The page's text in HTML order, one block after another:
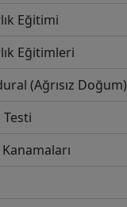
Eğitimi
Eğitimleri
(Ağrısız Doğum)